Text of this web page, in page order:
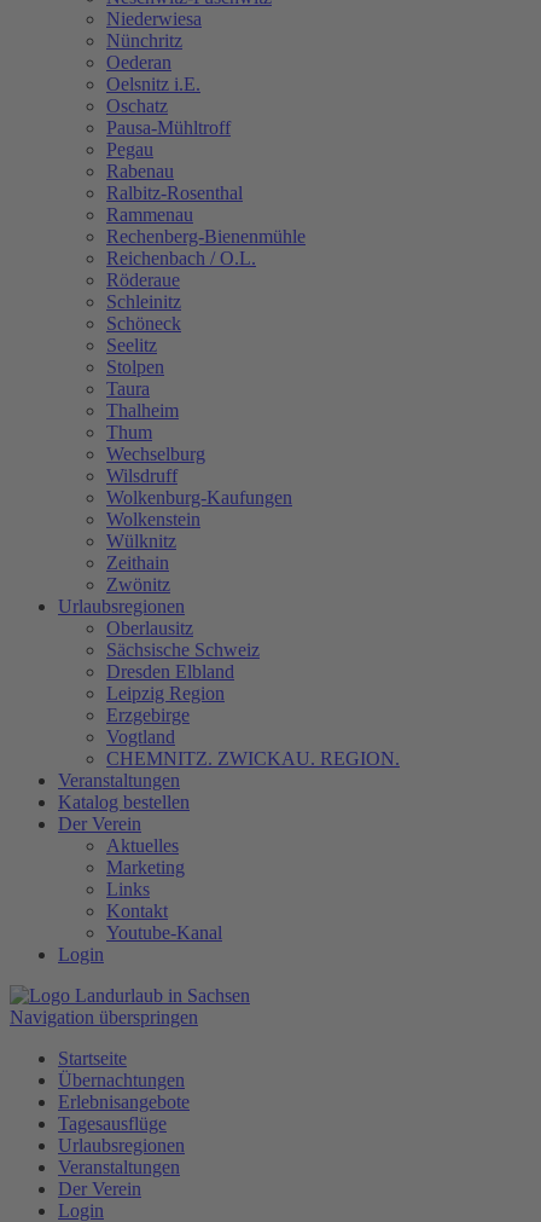
Niederwiesa
Nünchritz
Oederan
Oelsnitz i.E.
Oschatz
Pausa-Mühltroff
Pegau
Rabenau
Ralbitz-Rosenthal
Rammenau
Rechenberg-Bienenmühle
Reichenbach / O.L.
Röderaue
Schleinitz
Schöneck
Seelitz
Stolpen
Taura
Thalheim
Thum
Wechselburg
Wilsdruff
Wolkenburg-Kaufungen
Wolkenstein
Wülknitz
Zeithain
Zwönitz
Urlaubsregionen
Oberlausitz
Sächsische Schweiz
Dresden Elbland
Leipzig Region
Erzgebirge
Vogtland
CHEMNITZ. ZWICKAU. REGION.
Veranstaltungen
Katalog bestellen
Der Verein
Aktuelles
Marketing
Links
Kontakt
Youtube-Kanal
Login
Navigation überspringen
Startseite
Übernachtungen
Erlebnisangebote
Tagesausflüge
Urlaubsregionen
Veranstaltungen
Der Verein
Login